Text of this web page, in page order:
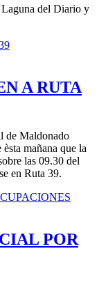
del Diario y
A RUTA
de Maldonado
mañana que la
las 09.30 del
en Ruta 39.
POR